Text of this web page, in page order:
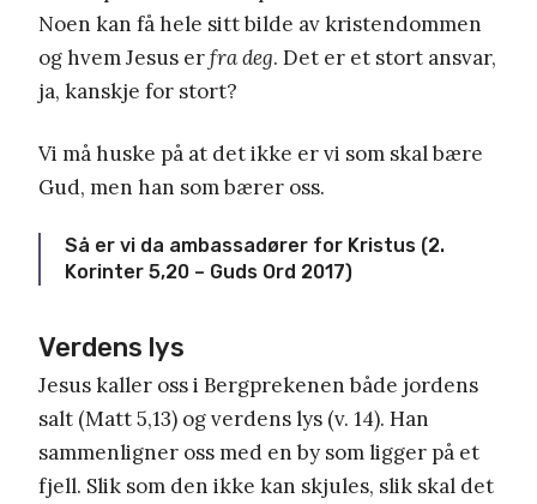
Noen kan få hele sitt bilde av kristendommen
og hvem Jesus erfra deg. Det er et stort ansvar,
ja, kanskje for stort?
Vi må huske på at det ikke er vi som skal bære
Gud, men han som bærer oss.
Så er vi da ambassadører for Kristus (2.
Korinter 5,20 – Guds Ord 2017)
Verdens lys
Jesus kaller oss i Bergprekenen både jordens
salt (Matt 5,13) og verdens lys (v. 14). Han
sammenligner oss med en by som ligger på et
fjell. Slik som den ikke kan skjules, slik skal det